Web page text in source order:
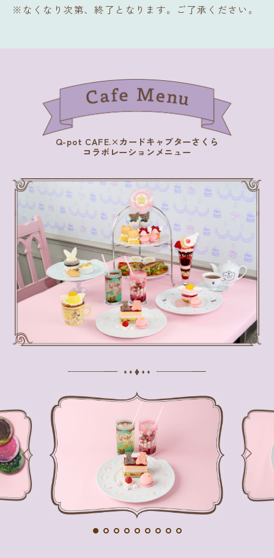
※なくなり次第、終了となります。ご了承ください。
Q-pot CAFE.×カードキャプターさくら
コラボレーションメニュー